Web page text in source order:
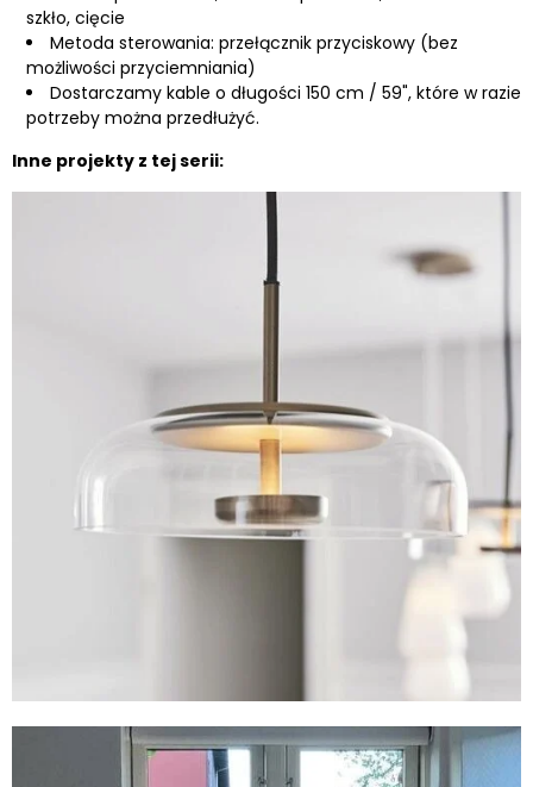
szkło, cięcie
Metoda sterowania: przełącznik przyciskowy (bez
możliwości przyciemniania)
Dostarczamy kable o długości 150 cm / 59", które w razie
potrzeby można przedłużyć.
Inne projekty z tej serii: